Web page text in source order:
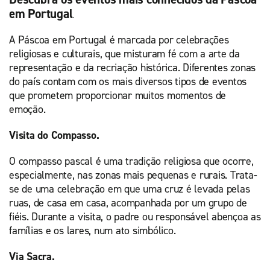
em Portugal.
A Páscoa em Portugal é marcada por celebrações
religiosas e culturais, que misturam fé com a arte da
representação e da recriação histórica. Diferentes zonas
do país contam com os mais diversos tipos de eventos
que prometem proporcionar muitos momentos de
emoção.
Visita do Compasso.
O compasso pascal é uma tradição religiosa que ocorre,
especialmente, nas zonas mais pequenas e rurais. Trata-
se de uma celebração em que uma cruz é levada pelas
ruas, de casa em casa, acompanhada por um grupo de
fiéis. Durante a visita, o padre ou responsável abençoa as
famílias e os lares, num ato simbólico.
Via Sacra.